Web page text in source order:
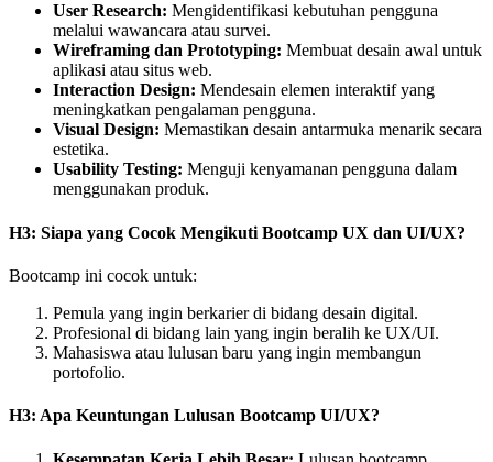
User Research: Mengidentifikasi kebutuhan pengguna
melalui wawancara atau survei.
Wireframing dan Prototyping: Membuat desain awal untuk
aplikasi atau situs web.
Interaction Design: Mendesain elemen interaktif yang
meningkatkan pengalaman pengguna.
Visual Design: Memastikan desain antarmuka menarik secara
estetika.
Usability Testing: Menguji kenyamanan pengguna dalam
menggunakan produk.
H3: Siapa yang Cocok Mengikuti Bootcamp UX dan UI/UX?
Bootcamp ini cocok untuk:
Pemula yang ingin berkarier di bidang desain digital.
Profesional di bidang lain yang ingin beralih ke UX/UI.
Mahasiswa atau lulusan baru yang ingin membangun
portofolio.
H3: Apa Keuntungan Lulusan Bootcamp UI/UX?